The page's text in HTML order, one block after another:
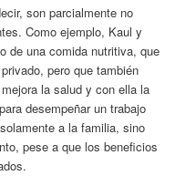
son parcialmente no
Como ejemplo, Kaul y
de una comida nutritiva, que
pero que también
la salud y con ella la
desempeñar un trabajo
a la familia, sino
pese a que los beneficios